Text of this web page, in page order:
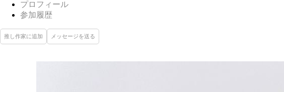
プロフィール
参加履歴
推し作家に追加 メッセージを送る